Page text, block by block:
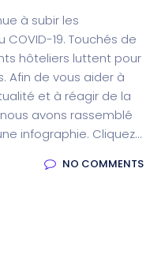
à subir les
19. Touchés de
hôteliers luttent pour
Afin de vous aider à
et à réagir de la
avons rassemblé
infographie. Cliquez...
NO COMMENTS